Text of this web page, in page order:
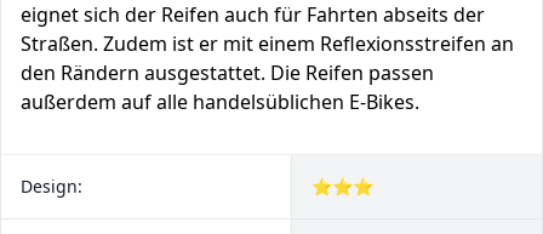
eignet sich der Reifen auch für Fahrten abseits der
Straßen. Zudem ist er mit einem Reflexionsstreifen an
den Rändern ausgestattet. Die Reifen passen
außerdem auf alle handelsüblichen E-Bikes.
Design: ⭐⭐⭐